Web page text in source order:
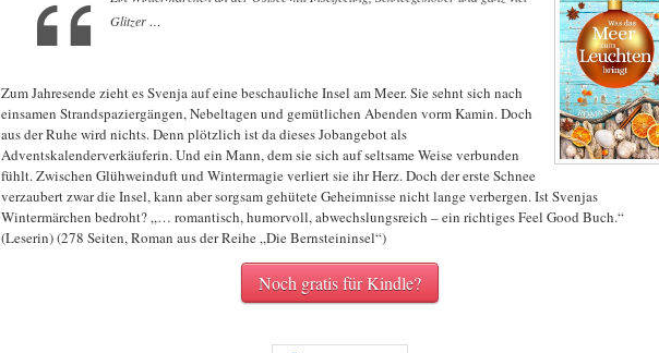
Glitzer …
Zum Jahresende zieht es Svenja auf eine beschauliche Insel am Meer. Sie sehnt sich nach
einsamen Strandspaziergängen, Nebeltagen und gemütlichen Abenden vorm Kamin. Doch
aus der Ruhe wird nichts. Denn plötzlich ist da dieses Jobangebot als
Adventskalenderverkäuferin. Und ein Mann, dem sie sich auf seltsame Weise verbunden
fühlt. Zwischen Glühweinduft und Wintermagie verliert sie ihr Herz. Doch der erste Schnee
verzaubert zwar die Insel, kann aber sorgsam gehütete Geheimnisse nicht lange verbergen. Ist Svenjas
Wintermärchen bedroht? „… romantisch, humorvoll, abwechslungsreich – ein richtiges Feel Good Buch.“
(Leserin) (278 Seiten, Roman aus der Reihe „Die Bernsteininsel“)
Noch gratis für Kindle?